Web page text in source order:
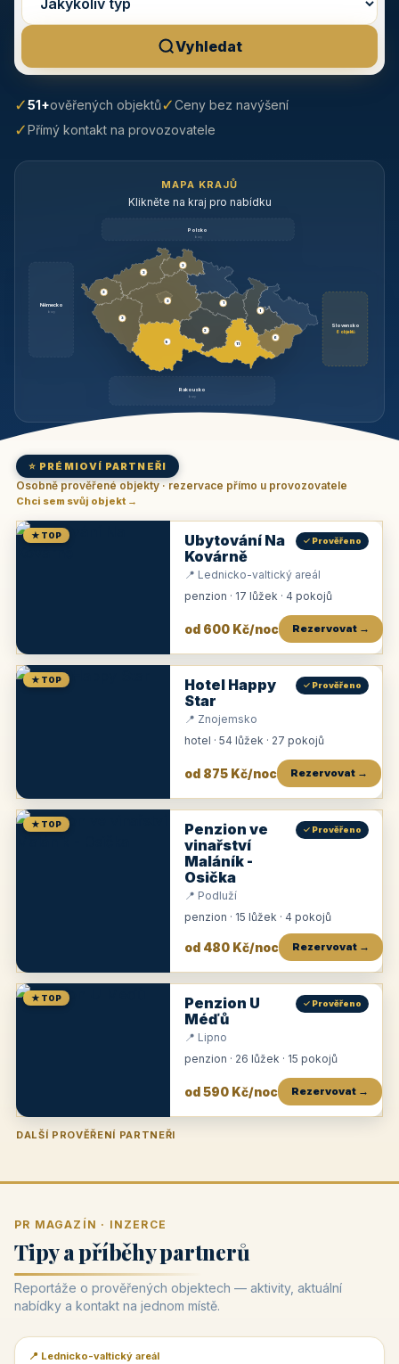
Vyhledat
✓51+ověřených objektů✓Ceny bez navýšení
✓Přímý kontakt na provozovatele
MAPA KRAJŮ
Klikněte na kraj pro nabídku
Polsko
brzy
Německo
brzy
Slovensko
6 objektů
Rakousko
brzy
3
9
3
3
3
3
1
2
11
1
6
⭐ PRÉMIOVÍ PARTNEŘI
Osobně prověřené objekty · rezervace přímo u provozovatele
Chci sem svůj objekt →
★ TOP
Ubytování Na
Kovárně
✓ Prověřeno
📍 Lednicko-valtický areál
penzion · 17 lůžek · 4 pokojů
od 600 Kč/noc Rezervovat →
★ TOP
Hotel Happy
Star
✓ Prověřeno
📍 Znojemsko
hotel · 54 lůžek · 27 pokojů
od 875 Kč/noc Rezervovat →
★ TOP
Penzion ve
vinařství
Maláník -
Osička
✓ Prověřeno
📍 Podluží
penzion · 15 lůžek · 4 pokojů
od 480 Kč/noc Rezervovat →
★ TOP
Penzion U
Méďů
✓ Prověřeno
📍 Lipno
penzion · 26 lůžek · 15 pokojů
od 590 Kč/noc Rezervovat →
DALŠÍ PROVĚŘENÍ PARTNEŘI
Penzion U Zámku Pension Faber
PR MAGAZÍN · INZERCE
Tipy a příběhy partnerů
Reportáže o prověřených objektech — aktivity, aktuální
nabídky a kontakt na jednom místě.
📰 PR článek
📍 Lednicko-valtický areál